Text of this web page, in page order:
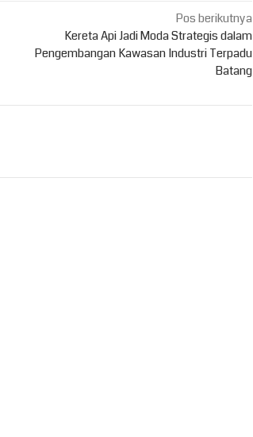
Pos berikutnya
Kereta Api Jadi Moda Strategis dalam
Pengembangan Kawasan Industri Terpadu
Batang